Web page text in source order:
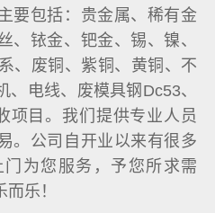
要包括：贵金属、稀有金
、铱金、钯金、锡、镍、
、废铜、紫铜、黄铜、不
电线、废模具钢Dc53、
项目。我们提供专业人员
。公司自开业以来有很多
为您服务，予您所求需
乐！